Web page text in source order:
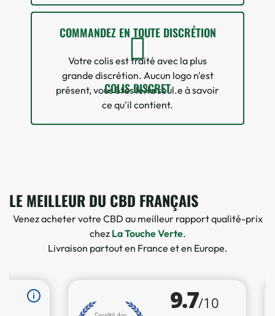
COLIS DISCRET
COMMANDEZ EN TOUTE DISCRÉTION
Votre colis est traité avec la plus
grande discrétion. Aucun logo n'est
présent, vous êtes le/la seul.e à savoir
ce qu'il contient.
LE MEILLEUR DU CBD FRANÇAIS
Venez acheter votre CBD au meilleur rapport qualité-prix
chez La Touche Verte.
Livraison partout en France et en Europe.